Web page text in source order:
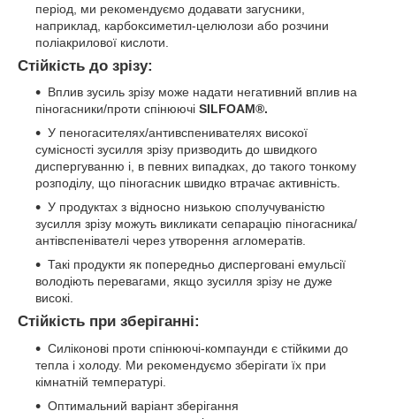
період, ми рекомендуємо додавати загусники,
наприклад, карбоксиметил-целюлози або розчини
поліакрилової кислоти.
Стійкість до зрізу:
Вплив зусиль зрізу може надати негативний вплив на
піногасники/проти спінюючі SILFOAM®.
У пеногасителях/антивспенивателях високої
сумісності зусилля зрізу призводить до швидкого
диспергуванню і, в певних випадках, до такого тонкому
розподілу, що піногасник швидко втрачає активність.
У продуктах з відносно низькою сполучуваністю
зусилля зрізу можуть викликати сепарацію піногасника/
антівспенівателі через утворення агломератів.
Такі продукти як попередньо дисперговані емульсії
володіють перевагами, якщо зусилля зрізу не дуже
високі.
Стійкість при зберіганні:
Силіконові проти спінюючі-компаунди є стійкими до
тепла і холоду. Ми рекомендуємо зберігати їх при
кімнатній температурі.
Оптимальний варіант зберігання